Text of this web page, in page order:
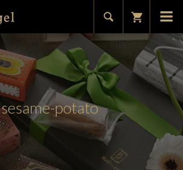
 
sesame-potato